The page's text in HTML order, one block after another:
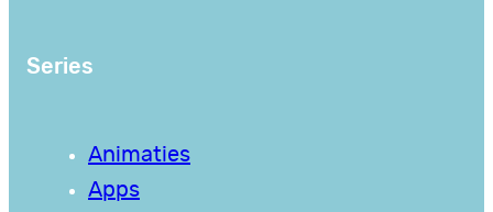
Series
Animaties
Apps